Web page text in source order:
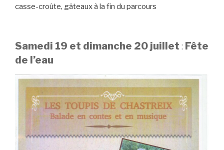
casse-croûte, gâteaux à la fin du parcours
Samedi 19 et dimanche 20 juillet : Fête
de l’eau